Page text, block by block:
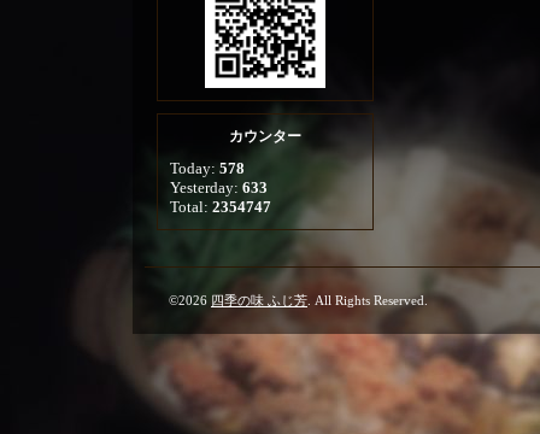
カウンター
Today: 578
Yesterday: 633
Total: 2354747
©2026 四季の味 ふじ芳 . All Rights Reserved.